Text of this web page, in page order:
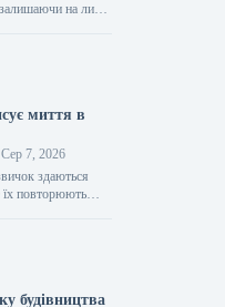
на листі
миття в
Сер 7, 2026
здаються
повторюють
будівництва